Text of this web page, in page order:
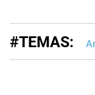
#TEMAS: